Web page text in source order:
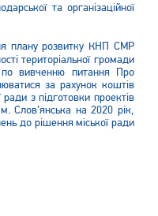
та організаційної
плану розвитку КНП СМР
територіальної громади
по вивченню питання Про
за рахунок коштів
з підготовки проектів
Слов’янська на 2020 рік,
до рішення міської ради